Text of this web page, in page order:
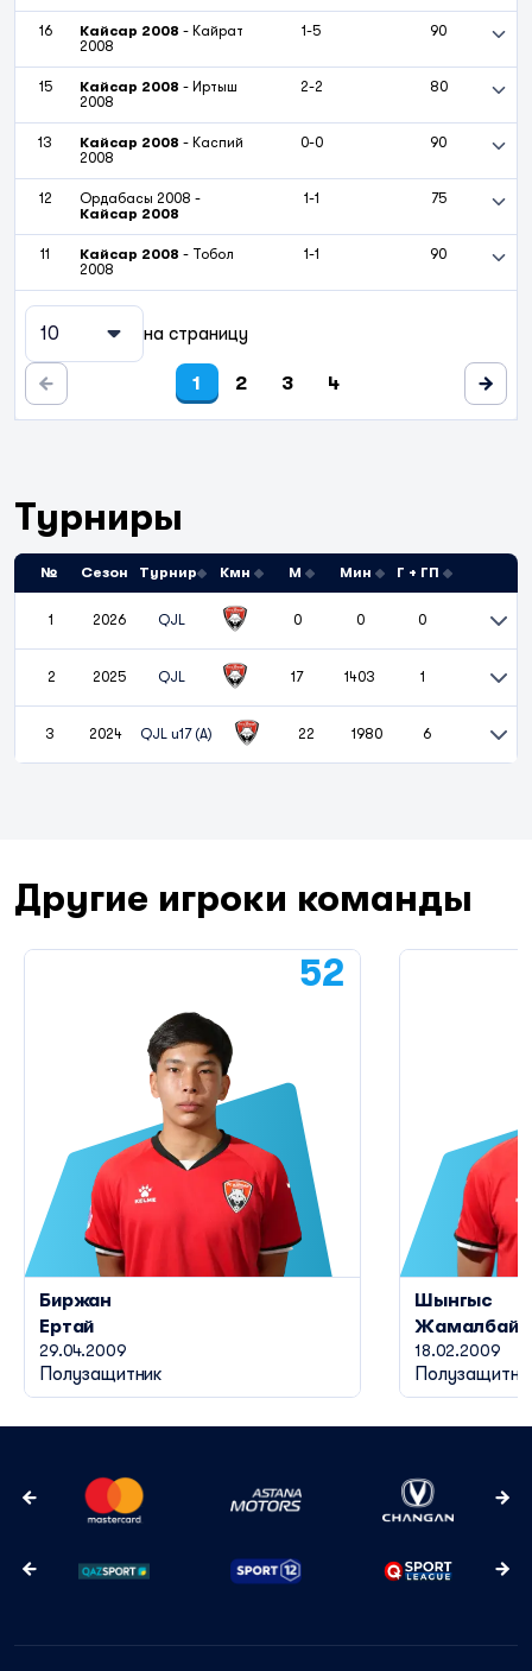
16 Кайсар 2008 - Кайрат
2008
1-5 90
15 Кайсар 2008 - Иртыш
2008
2-2 80
13 Кайсар 2008 - Каспий
2008
0-0 90
12 Ордабасы 2008 -
Кайсар 2008
1-1 75
11 Кайсар 2008 - Тобол
2008
1-1 90
10 на страницу
1 2 3 4
Турниры
№ Сезон Турнир Кмн М Мин Г + ГП
1 2026 QJL 0 0 0
2 2025 QJL 17 1403 1
3 2024 QJL u17 (A) 22 1980 6
Другие игроки команды
52
Биржан
Ертай
29.04.2009
Полузащитник
Шынгыс
Жамалбай
18.02.2009